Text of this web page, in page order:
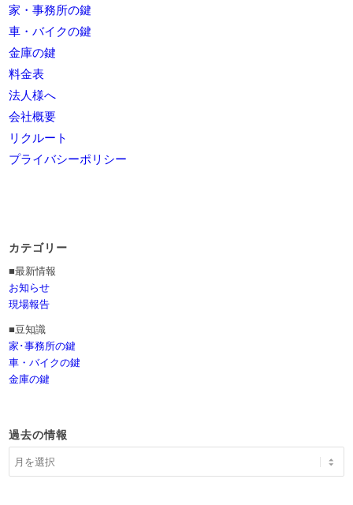
家・事務所の鍵
車・バイクの鍵
金庫の鍵
料金表
法人様へ
会社概要
リクルート
プライバシーポリシー
カテゴリー
■最新情報
お知らせ
現場報告
■豆知識
家･事務所の鍵
車・バイクの鍵
金庫の鍵
過去の情報